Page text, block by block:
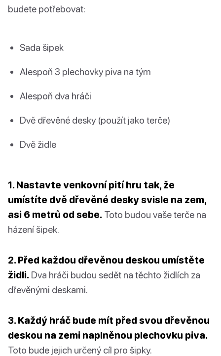
budete potřebovat:
Sada šipek
Alespoň 3 plechovky piva na tým
Alespoň dva hráči
Dvě dřevěné desky (použít jako terče)
Dvě židle
1. Nastavte venkovní pití hru tak, že
umístíte dvě dřevěné desky svisle na zem,
asi 6 metrů od sebe. Toto budou vaše terče na
házení šipek.
2. Před každou dřevěnou deskou umístěte
židli. Dva hráči budou sedět na těchto židlích za
dřevěnými deskami.
3. Každý hráč bude mít před svou dřevěnou
deskou na zemi naplněnou plechovku piva.
Toto bude jejich určený cíl pro šipky.